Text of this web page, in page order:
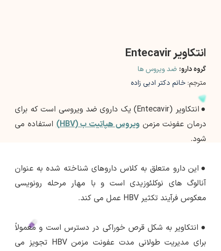
انتکاویر Entecavir
گروه دارو: ضد ویروس ها
مترجم: خانم دکتر ادبی زاده
●
انتکاویر (Entecavir) یک داروی ضد ویروسی است که برای
درمان عفونت مزمنویروس هپاتیت ب (HBV)
استفاده می
شود.
● این دارو متعلق به کلاس داروهای شناخته شده به عنوان
آنالوگ های نوکلئوزیدی است و با مهار مرحله رونویسی
معکوس فرآیند تکثیر HBV عمل می کند.
● انتکاویر به شکل قرص خوراکی در دسترس است و معمولاً
برای مدیریت طولانی مدت عفونت مزمن HBV تجویز می